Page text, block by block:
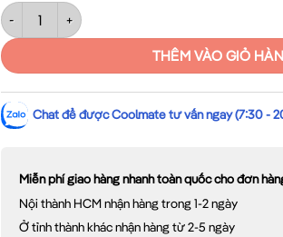
Phích cắm Plug kín nước 3P 15A 250V IP66 MPE
THÊM VÀO GIỎ
Chat để được Coolmate tư vấn ngay (7:30 -
Miễn phí giao hàng nhanh toàn quốc cho đơn
Nội thành HCM nhận hàng trong 1-2 ngày
Ở tỉnh thành khác nhận hàng từ 2-5 ngày